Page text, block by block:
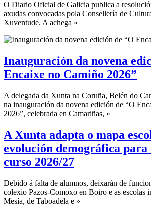
O Diario Oficial de Galicia publica a
axudas convocadas pola Consellería de
Xuventude. A achega »
Inauguración da novena
Encaixe no Camiño 2026”
A delegada da Xunta na Coruña, Belén do
na inauguración da novena edición de “O
2026”, celebrada en Camariñas, »
A Xunta adapta o mapa
evolución demográfica
curso 2026/27
Debido á falta de alumnos, deixarán de
colexio Pazos-Comoxo en Boiro e as escolas
Mesía, de Taboadela e »